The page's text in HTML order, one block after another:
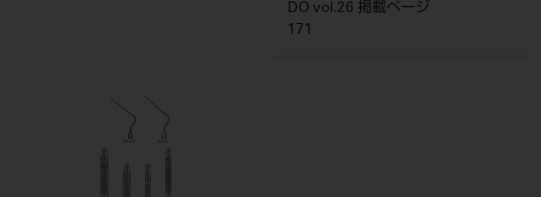
DO vol.26 掲載ページ
171